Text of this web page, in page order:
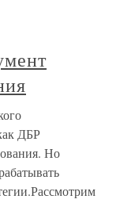
ДБР
Но